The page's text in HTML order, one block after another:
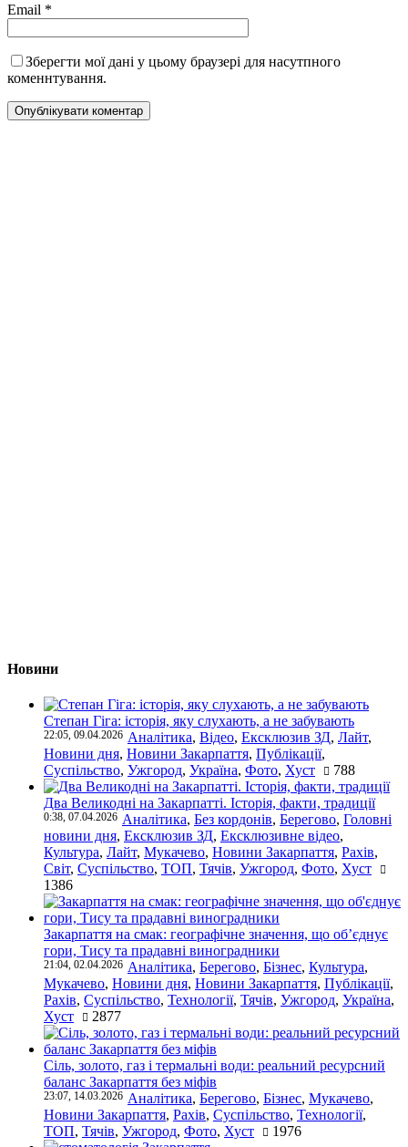
Email *
Зберегти мої дані у цьому браузері для насутпного
коменнтування.
Новини
Степан Гіга: історія, яку слухають, а не забувають
22:05, 09.04.2026 Аналітика, Відео, Ексклюзив ЗД, Лайт,
Новини дня, Новини Закарпаття, Публікації,
Суспільство, Ужгород, Україна, Фото, Хуст 788
Два Великодні на Закарпатті. Історія, факти, традиції
0:38, 07.04.2026 Аналітика, Без кордонів, Берегово, Головні
новини дня, Ексклюзив ЗД, Ексклюзивне відео,
Культура, Лайт, Мукачево, Новини Закарпаття, Рахів,
Світ, Суспільство, ТОП, Тячів, Ужгород, Фото, Хуст
1386
Закарпаття на смак: географічне значення, що об’єднує
гори, Тису та прадавні виноградники
21:04, 02.04.2026 Аналітика, Берегово, Бізнес, Культура,
Мукачево, Новини дня, Новини Закарпаття, Публікації,
Рахів, Суспільство, Технології, Тячів, Ужгород, Україна,
Хуст
2877
Сіль, золото, газ і термальні води: реальний ресурсний
баланс Закарпаття без міфів
23:07, 14.03.2026 Аналітика, Берегово, Бізнес, Мукачево,
Новини Закарпаття, Рахів, Суспільство, Технології,
ТОП, Тячів, Ужгород, Фото, Хуст 1976